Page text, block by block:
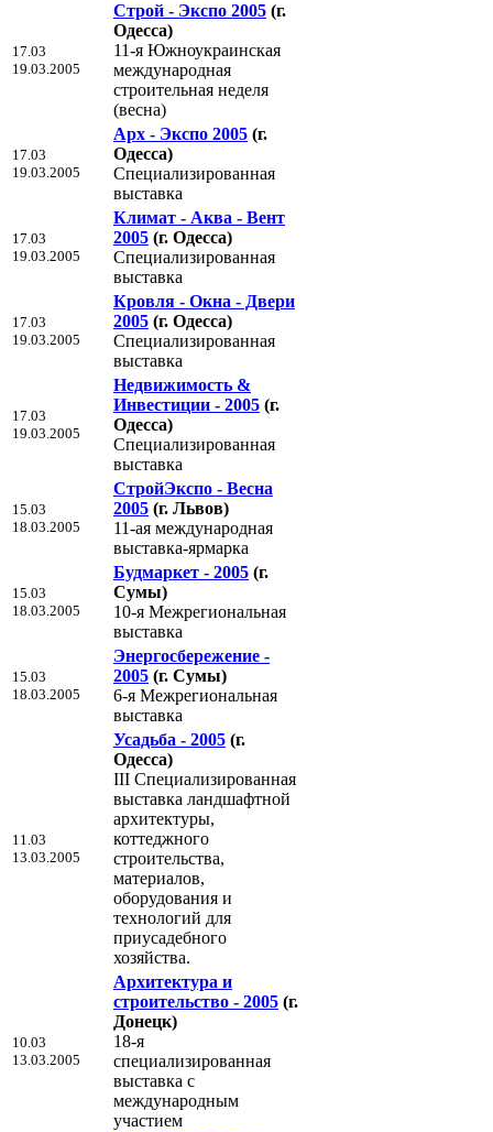
17.03
19.03.2005
Строй - Экспо 2005 (г.
Одесса)
11-я Южноукраинская
международная
строительная неделя
(весна)
17.03
19.03.2005
Арх - Экспо 2005 (г.
Одесса)
Специализированная
выставка
17.03
19.03.2005
Климат - Аква - Вент
2005 (г. Одесса)
Специализированная
выставка
17.03
19.03.2005
Кровля - Окна - Двери
2005 (г. Одесса)
Специализированная
выставка
17.03
19.03.2005
Недвижимость &
Инвестиции - 2005 (г.
Одесса)
Специализированная
выставка
15.03
18.03.2005
СтройЭкспо - Весна
2005 (г. Львов)
11-ая международная
выставка-ярмарка
15.03
18.03.2005
Будмаркет - 2005 (г.
Сумы)
10-я Межрегиональная
выставка
15.03
18.03.2005
Энергосбережение -
2005 (г. Сумы)
6-я Межрегиональная
выставка
11.03
13.03.2005
Усадьба - 2005 (г.
Одесса)
III Специализированная
выставка ландшафтной
архитектуры,
коттеджного
строительства,
материалов,
оборудования и
технологий для
приусадебного
хозяйства.
10.03
13.03.2005
Архитектура и
строительство - 2005 (г.
Донецк)
18-я
специализированная
выставка с
международным
участием